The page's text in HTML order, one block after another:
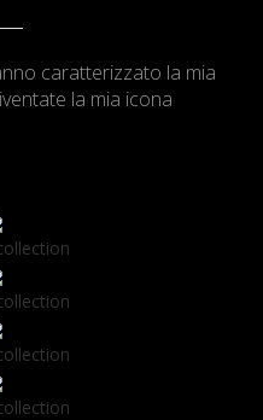
caratterizzato la mia
la mia icona